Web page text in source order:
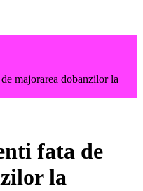
majorarea dobanzilor la
fata de
la